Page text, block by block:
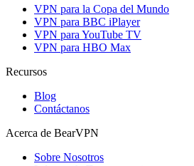
VPN para la Copa del Mundo
VPN para BBC iPlayer
VPN para YouTube TV
VPN para HBO Max
Recursos
Blog
Contáctanos
Acerca de BearVPN
Sobre Nosotros